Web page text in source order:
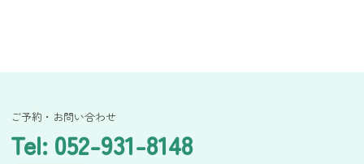
ご予約・お問い合わせ
Tel: 052-931-8148